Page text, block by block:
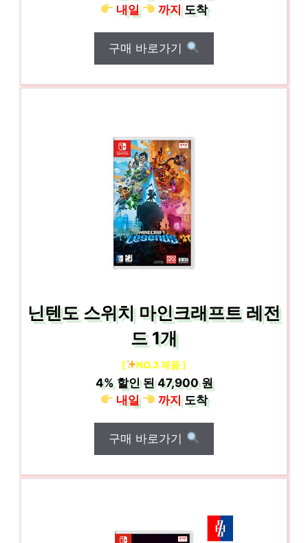
내일
까지도착
구매 바로가기
닌텐도 스위치 마인크래프트 레전
드 1개
[ NO.3 제품 ]
4%할인 된47,900 원
내일
까지도착
구매 바로가기